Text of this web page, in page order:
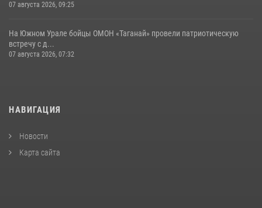
07 августа 2026, 09:25
На Южном Урале бойцы ОМОН «Таганай» провели патриотическую
встречу с д...
07 августа 2026, 07:32
НАВИГАЦИЯ
Новости
Карта сайта